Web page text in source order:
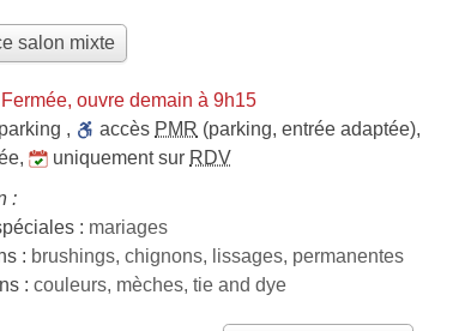
salon mixte
Fermée, ouvre demain à 9h15
parking , accès PMR (parking, entrée adaptée),
, uniquement sur RDV
:
: mariages
: brushings, chignons, lissages, permanentes
: couleurs, mèches, tie and dye